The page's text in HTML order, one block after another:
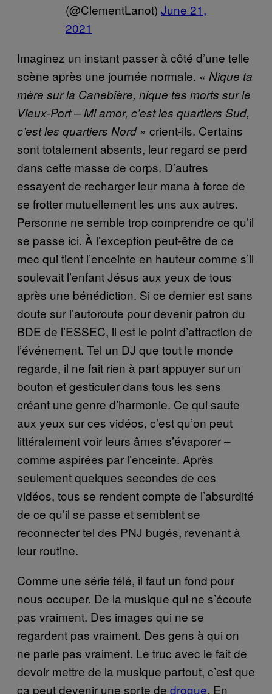
(@ClementLanot) June 21,
2021
Imaginez un instant passer à côté d’une telle
scène après une journée normale. « Nique ta
mère sur la Canebière, nique tes morts sur le
Vieux-Port – Mi amor, c’est les quartiers Sud,
c’est les quartiers Nord » crient-ils. Certains
sont totalement absents, leur regard se perd
dans cette masse de corps. D’autres
essayent de recharger leur mana à force de
se frotter mutuellement les uns aux autres.
Personne ne semble trop comprendre ce qu’il
se passe ici. À l’exception peut-être de ce
mec qui tient l’enceinte en hauteur comme s’il
soulevait l’enfant Jésus aux yeux de tous
après une bénédiction. Si ce dernier est sans
doute sur l’autoroute pour devenir patron du
BDE de l’ESSEC, il est le point d’attraction de
l’événement. Tel un DJ que tout le monde
regarde, il ne fait rien à part appuyer sur un
bouton et gesticuler dans tous les sens
créant une genre d’harmonie. Ce qui saute
aux yeux sur ces vidéos, c’est qu’on peut
littéralement voir leurs âmes s’évaporer –
comme aspirées par l’enceinte. Après
seulement quelques secondes de ces
vidéos, tous se rendent compte de l’absurdité
de ce qu’il se passe et semblent se
reconnecter tel des PNJ bugés, revenant à
leur routine.
Comme une série télé, il faut un fond pour
nous occuper. De la musique qui ne s’écoute
pas vraiment. Des images qui ne se
regardent pas vraiment. Des gens à qui on
ne parle pas vraiment. Le truc avec le fait de
devoir mettre de la musique partout, c’est que
ça peut devenir une sorte de drogue. En